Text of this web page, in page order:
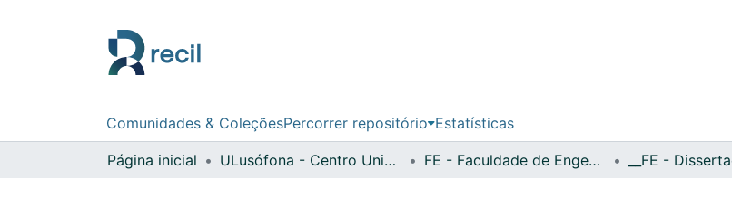
Comunidades & ColeçõesPercorrer repositório Estatísticas
Página inicial ULusófona - Centro Universitário de Lisboa FE - Faculdade de Engenharia